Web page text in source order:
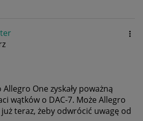
Allegro One zyskały poważną
wątków o DAC-7. Może Allegro
już teraz, żeby odwrócić uwagę od